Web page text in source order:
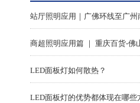
LED面板灯如何散热？
LED面板灯的优势都体现在哪些